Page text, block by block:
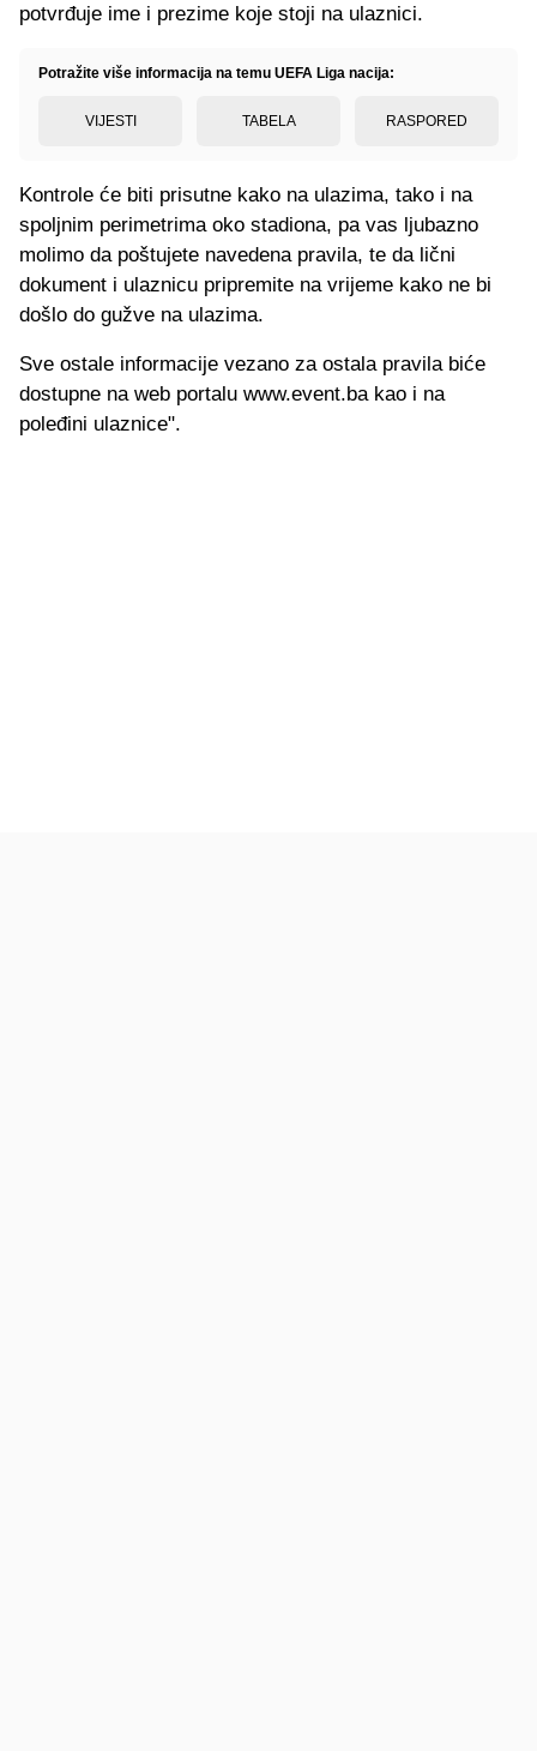
potvrđuje ime i prezime koje stoji na ulaznici.
Potražite više informacija na temu UEFA Liga nacija:
VIJESTI TABELA RASPORED
Kontrole će biti prisutne kako na ulazima, tako i na
spoljnim perimetrima oko stadiona, pa vas ljubazno
molimo da poštujete navedena pravila, te da lični
dokument i ulaznicu pripremite na vrijeme kako ne bi
došlo do gužve na ulazima.
Sve ostale informacije vezano za ostala pravila biće
dostupne na web portalu www.event.ba kao i na
poleđini ulaznice".